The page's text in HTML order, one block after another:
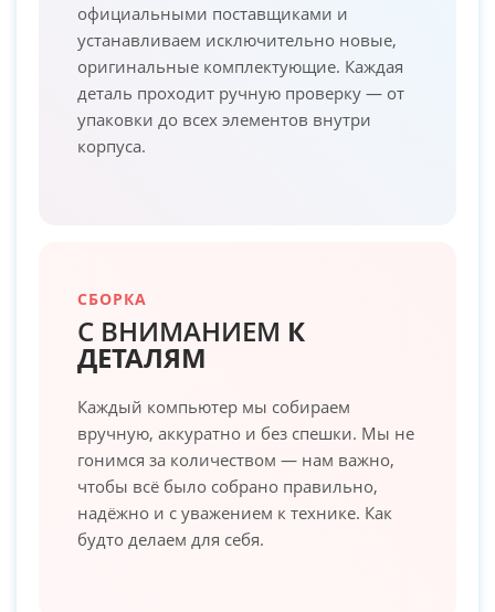
официальными поставщиками и
устанавливаем исключительно новые,
оригинальные комплектующие. Каждая
деталь проходит ручную проверку — от
упаковки до всех элементов внутри
корпуса.
СБОРКА
С ВНИМАНИЕМ К
ДЕТАЛЯМ
Каждый компьютер мы собираем
вручную, аккуратно и без спешки. Мы не
гонимся за количеством — нам важно,
чтобы всё было собрано правильно,
надёжно и с уважением к технике. Как
будто делаем для себя.